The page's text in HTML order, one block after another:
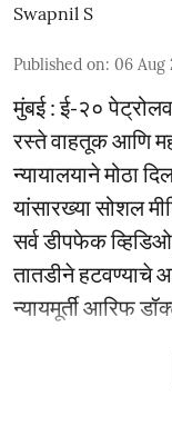
Swapnil S
Published on: 06 Aug
मुंबई : ई-२०
रस्ते वाहतूक आणि
न्यायालयाने मोठा
यांसारख्या सोशल
सर्व डीपफेक
तातडीने हटवण्याचे
न्यायमूर्ती आरिफ